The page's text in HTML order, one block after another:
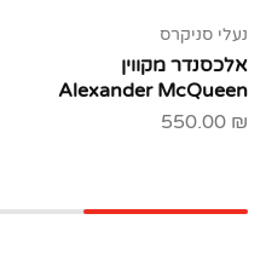
נעלי סניקרס
אלכסנדר מקווין
Alexander McQueen
550.00 ₪